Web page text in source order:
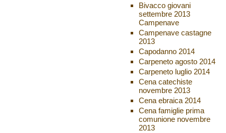
Bivacco giovani
settembre 2013
Campenave
Campenave castagne
2013
Capodanno 2014
Carpeneto agosto 2014
Carpeneto luglio 2014
Cena catechiste
novembre 2013
Cena ebraica 2014
Cena famiglie prima
comunione novembre
2013